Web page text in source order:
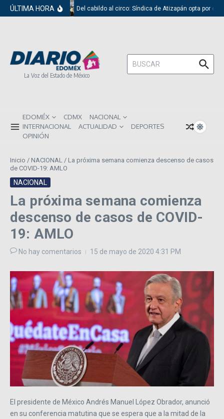
Saltar al contenido
ÚLTIMA HORA Del cabildo al circo: Síndica de Atizapán opta por el
La Voz del Estado de México
Buscar:
EDOMÉX CDMX
NACIONAL
INTERNACIONAL
ACTUALIDAD
DEPORTES
OPINIÓN
Inicio / NACIONAL / La próxima semana comienza descenso de casos
de COVID-19: AMLO
NACIONAL
La próxima semana comienza
descenso de casos de COVID-
19: AMLO
No hay comentarios 15 de mayo de 2020 4:31 PM
El presidente de México Andrés Manuel López Obrador, anunció
en su conferencia matutina que se espera que a la mitad de la